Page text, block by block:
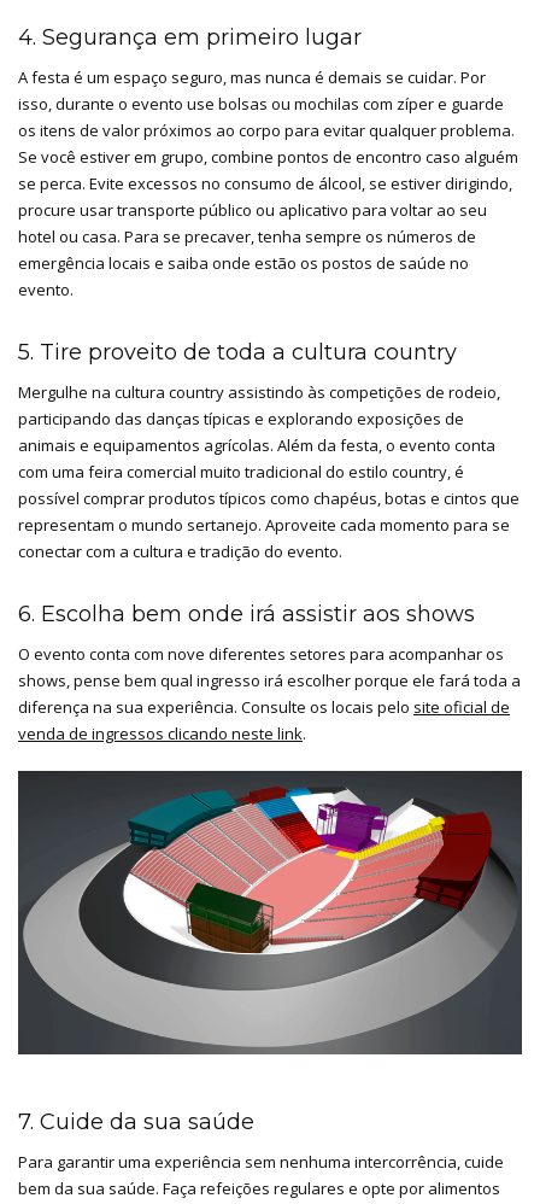
4. Segurança em primeiro lugar
A festa é um espaço seguro, mas nunca é demais se cuidar. Por
isso, durante o evento use bolsas ou mochilas com zíper e guarde
os itens de valor próximos ao corpo para evitar qualquer problema.
Se você estiver em grupo, combine pontos de encontro caso alguém
se perca. Evite excessos no consumo de álcool, se estiver dirigindo,
procure usar transporte público ou aplicativo para voltar ao seu
hotel ou casa. Para se precaver, tenha sempre os números de
emergência locais e saiba onde estão os postos de saúde no
evento.
5. Tire proveito de toda a cultura country
Mergulhe na cultura country assistindo às competições de rodeio,
participando das danças típicas e explorando exposições de
animais e equipamentos agrícolas. Além da festa, o evento conta
com uma feira comercial muito tradicional do estilo country, é
possível comprar produtos típicos como chapéus, botas e cintos que
representam o mundo sertanejo. Aproveite cada momento para se
conectar com a cultura e tradição do evento.
6. Escolha bem onde irá assistir aos shows
O evento conta com nove diferentes setores para acompanhar os
shows, pense bem qual ingresso irá escolher porque ele fará toda a
diferença na sua experiência. Consulte os locais pelo site oficial de
venda de ingressos clicando neste link.
7. Cuide da sua saúde
Para garantir uma experiência sem nenhuma intercorrência, cuide
bem da sua saúde. Faça refeições regulares e opte por alimentos